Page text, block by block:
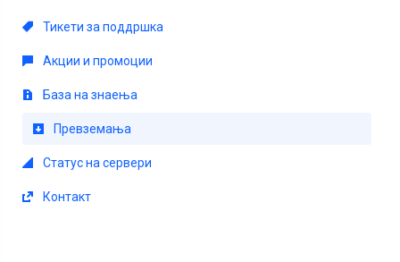
Тикети за поддршка
Акции и промоции
База на знаења
Превземања
Статус на сервери
Контакт